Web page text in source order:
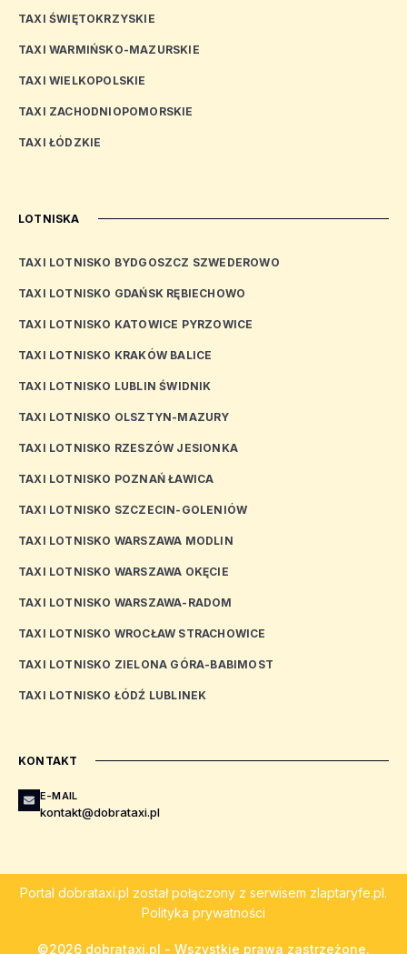
TAXI ŚWIĘTOKRZYSKIE
TAXI WARMIŃSKO-MAZURSKIE
TAXI WIELKOPOLSKIE
TAXI ZACHODNIOPOMORSKIE
TAXI ŁÓDZKIE
LOTNISKA
TAXI LOTNISKO BYDGOSZCZ SZWEDEROWO
TAXI LOTNISKO GDAŃSK RĘBIECHOWO
TAXI LOTNISKO KATOWICE PYRZOWICE
TAXI LOTNISKO KRAKÓW BALICE
TAXI LOTNISKO LUBLIN ŚWIDNIK
TAXI LOTNISKO OLSZTYN-MAZURY
TAXI LOTNISKO RZESZÓW JESIONKA
TAXI LOTNISKO POZNAŃ ŁAWICA
TAXI LOTNISKO SZCZECIN-GOLENIÓW
TAXI LOTNISKO WARSZAWA MODLIN
TAXI LOTNISKO WARSZAWA OKĘCIE
TAXI LOTNISKO WARSZAWA-RADOM
TAXI LOTNISKO WROCŁAW STRACHOWICE
TAXI LOTNISKO ZIELONA GÓRA-BABIMOST
TAXI LOTNISKO ŁÓDŹ LUBLINEK
KONTAKT
E-MAIL
kontakt@dobrataxi.pl
Portal dobrataxi.pl został połączony z serwisem zlaptaryfe.pl.
Polityka prywatności
©2026 dobrataxi.pl - Wszystkie prawa zastrzeżone.